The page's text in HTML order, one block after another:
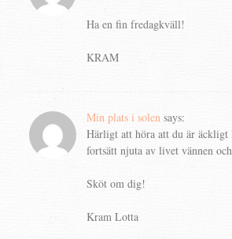
Ha en fin fredagkväll!
KRAM
Min plats i solen says:
Härligt att höra att du är
fortsätt njuta av livet vännen
Sköt om dig!
Kram Lotta